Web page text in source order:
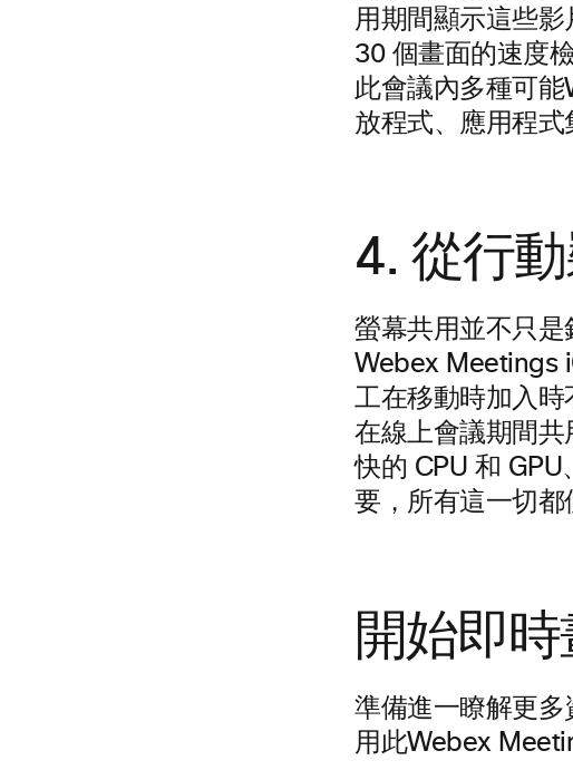
用期間顯示這些
30 個畫面的速度
此會議內多種可
放程式、應用程式
4. 從行
螢幕共用並不只是
Webex Meetings
工在移動時加入
在線上會議期間共
快的 CPU 和
要，所有這一切都
開始即
準備進一瞭解更
用此Webex